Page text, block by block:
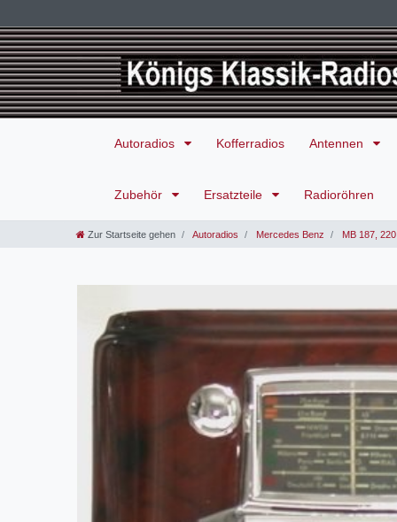
Autoradios Kofferradios Antennen
Zubehör Ersatzteile Radioröhren
Zur Startseite gehen Autoradios Mercedes Benz MB 187, 220